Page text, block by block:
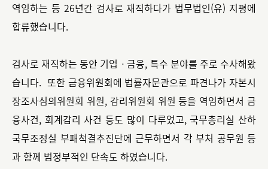
역임하는 등 26년간 검사로 재직하다가 법무법인(유) 지평에
합류했습니다.
검사로 재직하는 동안 기업ㆍ금융, 특수 분야를 주로 수사해왔
습니다. 또한 금융위원회에 법률자문관으로 파견나가 자본시
장조사심의위원회 위원, 감리위원회 위원 등을 역임하면서 금
융사건, 회계감리 사건 등도 많이 다루었고, 국무총리실 산하
국무조정실 부패척결추진단에 근무하면서 각 부처 공무원 등
과 함께 범정부적인 단속도 하였습니다.